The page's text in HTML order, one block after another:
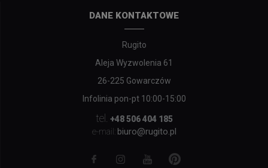
DANE KONTAKTOWE
Rugito
Aleja Wyzwolenia 61
26-225 Gowarczów
Infolinia pon-pt 10:00-15:00
tel.
+48 506 404 185
e-mail: biuro@rugito.pl